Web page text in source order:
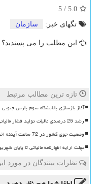
5.0
/
5
تگهای خبر:
سازمان
این مطلب را می پسندید؟
تازه ترین مطالب مرتبط
آغاز بازسازی پالایشگاه سوم پارس جنوبی
رشد 25 درصدی مالیات تولید فشار مالیاتی به سایر حوزه ها منتقل شد
وضعیت جوی کشور در 72 ساعت آینده اخطار بارندگی های رگباری در 2 استان
مهلت ارایه اظهارنامه مالیاتی تا پایان شهریور ماه ۱۴۰۵
نظرات بینندگان در مورد